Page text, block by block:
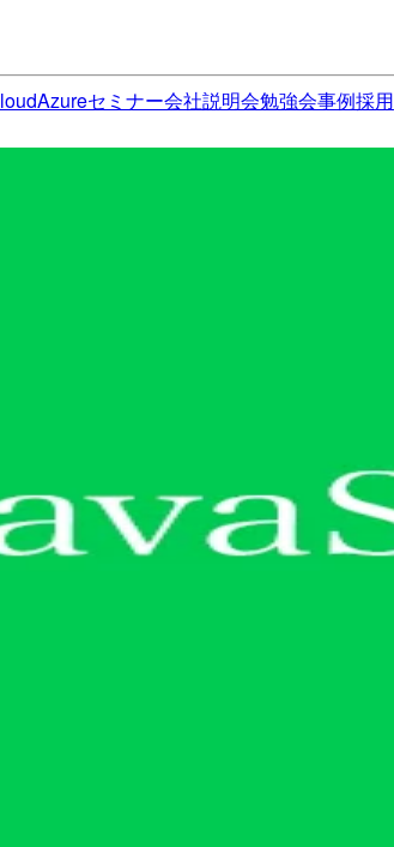
Azureセミナー会社説明会勉強会事例採用